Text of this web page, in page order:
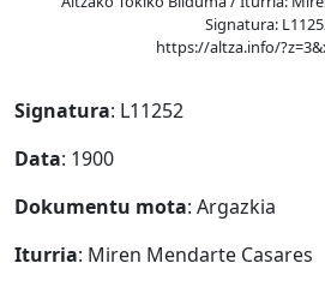
Signatura:
https://altza.info/
Signatura: L11252
Data: 1900
Dokumentu mota: Argazkia
Iturria: Miren Mendarte Casares